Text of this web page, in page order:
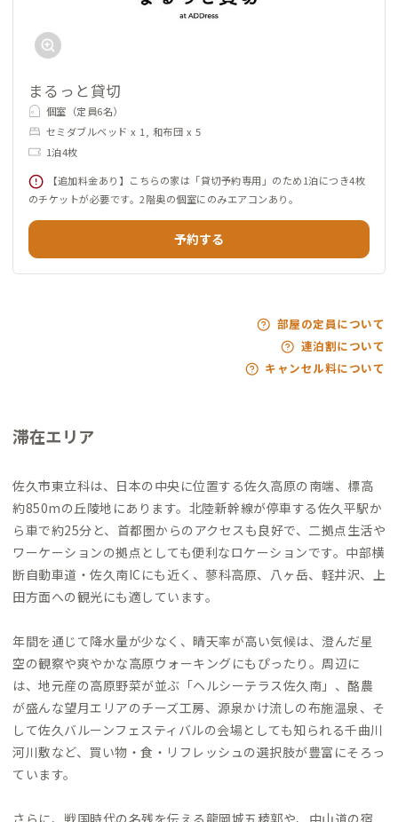
まるっと貸切
個室（定員6名）
セミダブルベッド x 1, 和布団 x 5
1泊4枚
【追加料金あり】こちらの家は「貸切予約専用」のため1泊につき4枚
のチケットが必要です。2階奥の個室にのみエアコンあり。
予約する
部屋の定員について
連泊割について
キャンセル料について
滞在エリア
佐久市東立科は、日本の中央に位置する佐久高原の南端、標高
約850mの丘陵地にあります。北陸新幹線が停車する佐久平駅か
ら車で約25分と、首都圏からのアクセスも良好で、二拠点生活や
ワーケーションの拠点としても便利なロケーションです。中部横
断自動車道・佐久南ICにも近く、蓼科高原、八ヶ岳、軽井沢、上
田方面への観光にも適しています。
年間を通じて降水量が少なく、晴天率が高い気候は、澄んだ星
空の観察や爽やかな高原ウォーキングにもぴったり。周辺に
は、地元産の高原野菜が並ぶ「ヘルシーテラス佐久南」、酪農
が盛んな望月エリアのチーズ工房、源泉かけ流しの布施温泉、そ
して佐久バルーンフェスティバルの会場としても知られる千曲川
河川敷など、買い物・食・リフレッシュの選択肢が豊富にそろっ
ています。